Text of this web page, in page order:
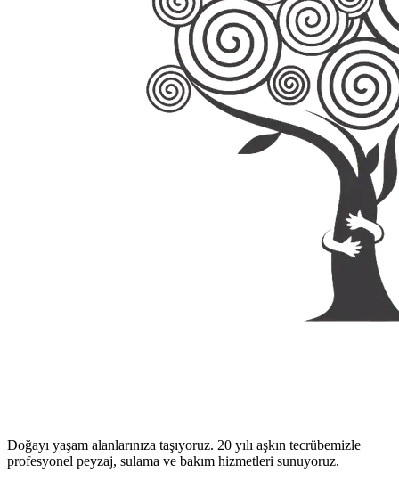
Doğayı yaşam alanlarınıza taşıyoruz. 20 yılı aşkın tecrübemizle
profesyonel peyzaj, sulama ve bakım hizmetleri sunuyoruz.